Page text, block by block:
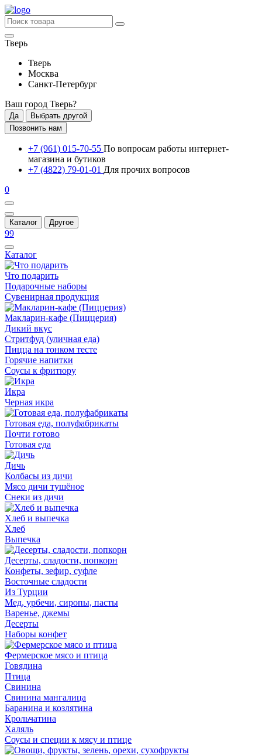
Тверь
Тверь
Москва
Санкт-Петербург
Ваш город Тверь?
Да
Выбрать другой
Позвонить нам
+7 (961) 015-70-55 По вопросам работы интернет-
магазина и бутиков
+7 (4822) 79-01-01 Для прочих вопросов
0
Каталог Другое
99
Каталог
Что подарить
Подарочные наборы
Сувенирная продукция
Макларин-кафе (Пиццерия)
Дикий вкус
Стритфуд (уличная еда)
Пицца на тонком тесте
Горячие напитки
Соусы к фритюру
Икра
Черная икра
Готовая еда, полуфабрикаты
Почти готово
Готовая еда
Дичь
Колбасы из дичи
Мясо дичи тушёное
Снеки из дичи
Хлеб и выпечка
Хлеб
Выпечка
Десерты, сладости, попкорн
Конфеты, зефир, суфле
Восточные сладости
Из Турции
Мед, урбечи, сиропы, пасты
Варенье, джемы
Десерты
Наборы конфет
Фермерское мясо и птица
Говядина
Птица
Свинина
Свинина мангалица
Баранина и козлятина
Крольчатина
Халяль
Соусы и специи к мясу и птице